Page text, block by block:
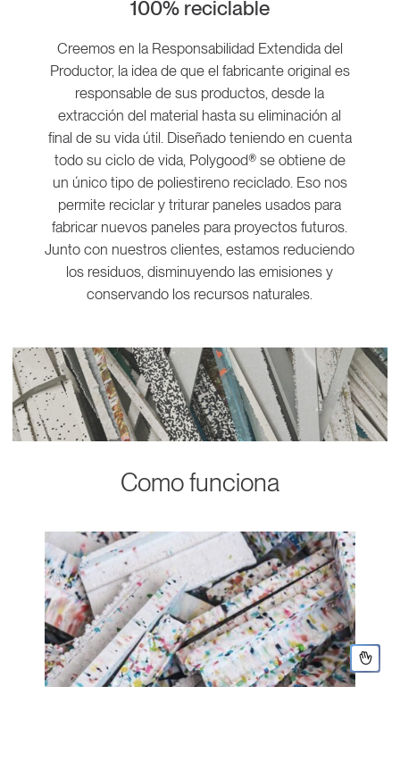
100% reciclable
Creemos en la Responsabilidad Extendida del
Productor, la idea de que el fabricante original es
responsable de sus productos, desde la
extracción del material hasta su eliminación al
final de su vida útil. Diseñado teniendo en cuenta
todo su ciclo de vida, Polygood® se obtiene de
un único tipo de poliestireno reciclado. Eso nos
permite reciclar y triturar paneles usados para
fabricar nuevos paneles para proyectos futuros.
Junto con nuestros clientes, estamos reduciendo
los residuos, disminuyendo las emisiones y
conservando los recursos naturales.
Como funciona